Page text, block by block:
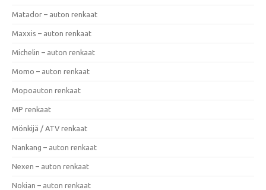
Matador – auton renkaat
Maxxis – auton renkaat
Michelin – auton renkaat
Momo – auton renkaat
Mopoauton renkaat
MP renkaat
Mönkijä / ATV renkaat
Nankang – auton renkaat
Nexen – auton renkaat
Nokian – auton renkaat